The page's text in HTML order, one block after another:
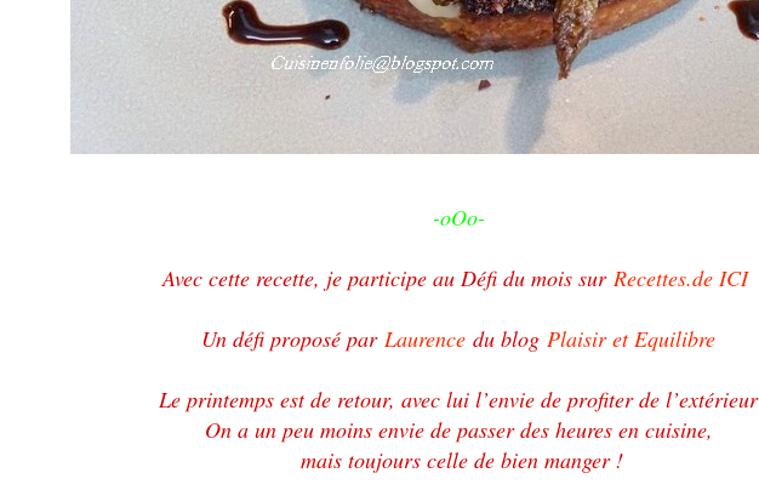
-oOo-
Avec cette recette, je participe au Défi du mois sur Recettes.de ICI
Un défi proposé par Laurence du blog Plaisir et Equilibre
Le printemps est de retour, avec lui l’envie de profiter de l’extérieur
On a un peu moins envie de passer des heures en cuisine,
mais toujours celle de bien manger !